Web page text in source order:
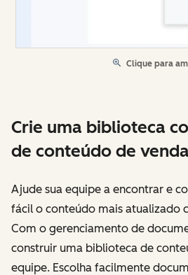
Clique para
Crie uma biblioteca
de conteúdo de
Ajude sua equipe a encontrar e
fácil o conteúdo mais atualizado
Com o gerenciamento de
construir uma biblioteca de
equipe. Escolha facilmente